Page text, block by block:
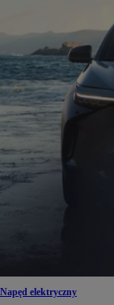
Napęd elektryczny